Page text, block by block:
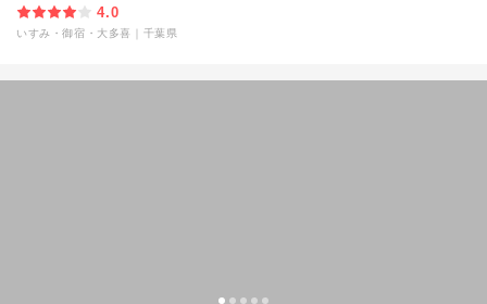
4.0
いすみ・御宿・大多喜 千葉県